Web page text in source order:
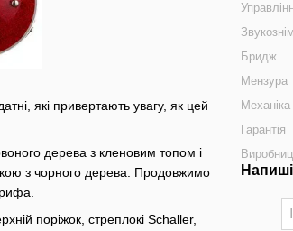
які привертають увагу, як цей
дерева з кленовим топом і
з чорного дерева. Продовжимо
поріжок, стреплокі Schaller,
Бридж
Мензура
Механіка
Гарантія